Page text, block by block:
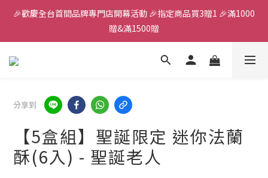
全館滿千免運
🎉歡慶全台首間品牌專門店開幕活動 🎉指定商品買3贈1 🎉滿1000
贈&滿1500贈
✨首加入會員獲得200元購物金✨生日禮金300元
全館滿千免運
分享到
【5盒組】聖誕限定 迷你法蘭
酥(6入) - 聖誕老人